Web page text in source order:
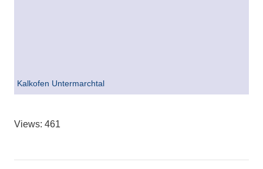
Kalkofen Untermarchtal
Views: 461